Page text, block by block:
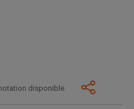
disponible.